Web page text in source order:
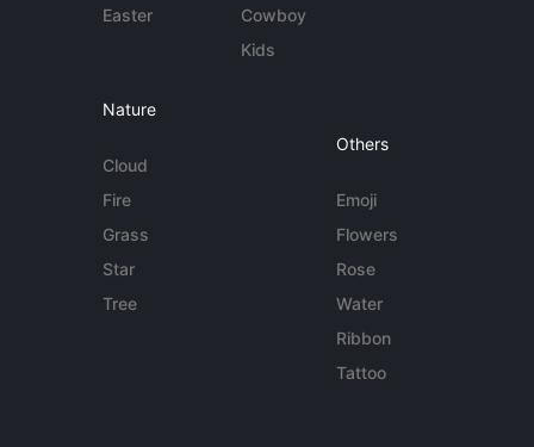
Easter
Cowboy
Kids
Nature
Cloud
Fire
Grass
Star
Tree
Others
Emoji
Flowers
Rose
Water
Ribbon
Tattoo